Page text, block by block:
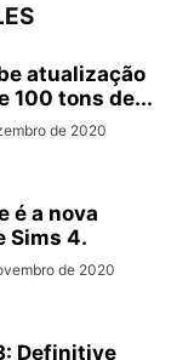
atualização
100 tons de...
de 2020
é a nova
Sims 4.
de 2020
Definitive